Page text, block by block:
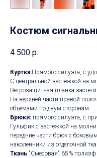
Костюм
4 500 р.
Куртка:Прямого силуэта, с
С центральной застёжкой на
Ветрозащитная планка
На верхней части правой
объемами по двум сторонам
Брюки: прямого силуэта, с
Гульфик с застежкой на
передние части брюк с
наколенники из отделочной
Ткань "Смесовая" 65%